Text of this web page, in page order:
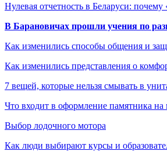
Нулевая отчетность в Беларуси:
В Барановичах прошли учения по
Как изменились способы общения и
Как изменились представления о
7 вещей, которые нельзя смывать в
Что входит в оформление памятника
Выбор лодочного мотора
Как люди выбирают курсы и